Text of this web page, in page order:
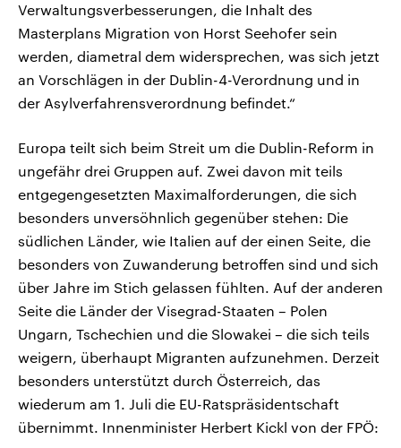
Verwaltungsverbesserungen, die Inhalt des
Masterplans Migration von Horst Seehofer sein
werden, diametral dem widersprechen, was sich jetzt
an Vorschlägen in der Dublin-4-Verordnung und in
der Asylverfahrensverordnung befindet.“
Europa teilt sich beim Streit um die Dublin-Reform in
ungefähr drei Gruppen auf. Zwei davon mit teils
entgegengesetzten Maximalforderungen, die sich
besonders unversöhnlich gegenüber stehen: Die
südlichen Länder, wie Italien auf der einen Seite, die
besonders von Zuwanderung betroffen sind und sich
über Jahre im Stich gelassen fühlten. Auf der anderen
Seite die Länder der Visegrad-Staaten – Polen
Ungarn, Tschechien und die Slowakei – die sich teils
weigern, überhaupt Migranten aufzunehmen. Derzeit
besonders unterstützt durch Österreich, das
wiederum am 1. Juli die EU-Ratspräsidentschaft
übernimmt. Innenminister Herbert Kickl von der FPÖ: